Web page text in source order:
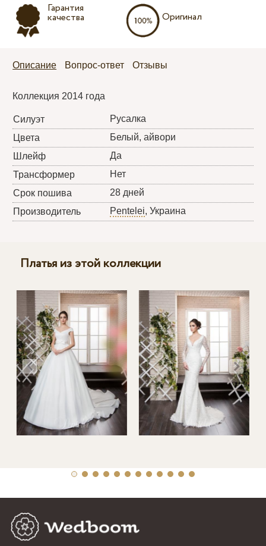
Гарантия
качества Оригинал
Описание Вопрос-ответ Отзывы
Коллекция 2014 года
Силуэт
Русалка
Цвета
Белый, айвори
Шлейф
Да
Трансформер
Нет
Срок пошива
28 дней
Производитель
Pentelei, Украина
Платья из этой коллекции